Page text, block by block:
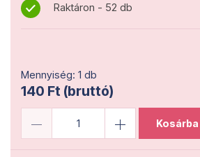
Raktáron - 52 db
Mennyiség: 1 db
140 Ft (bruttó)
Kosárba